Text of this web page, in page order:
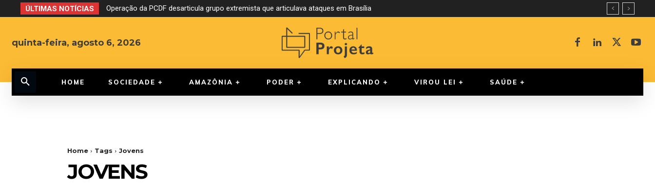
ÚLTIMAS NOTÍCIAS Operação da PCDF desarticula grupo extremista que articulava ataques em Brasília
quinta-feira, agosto 6, 2026
HOME SOCIEDADE AMAZÔNIA PODER EXPLICANDO VIROU LEI SAÚDE
Home Tags Jovens
JOVENS